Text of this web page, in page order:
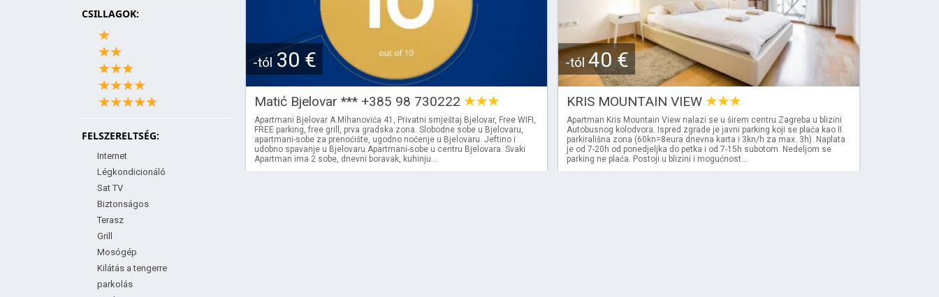
CSILLAGOK:
FELSZERELTSÉG:
Internet
Légkondicionáló
Sat TV
Biztonságos
Terasz
Grill
Mosógép
Kilátás a tengerre
parkolás
-tól 30 €
Matić Bjelovar *** +385 98 730222
Apartmani Bjelovar A.Mihanovića 41, Privatni smještaj Bjelovar, Free WIFI,
FREE parking, free grill, prva gradska zona. Slobodne sobe u Bjelovaru,
apartmani-sobe za prenoćište, ugodno noćenje u Bjelovaru. Jeftino i
udobno spavanje u Bjelovaru.Apartmani-sobe u centru Bjelovara. Svaki
Apartman ima 2 sobe, dnevni boravak, kuhinju...
-tól 40 €
KRIS MOUNTAIN VIEW
Apartman Kris Mountain View nalazi se u širem centru Zagreba u blizini
Autobusnog kolodvora. Ispred zgrade je javni parking koji se plaća kao II.
parkirališna zona (60kn=8eura dnevna karta i 3kn/h za max. 3h). Naplata
je od 7-20h od ponedjeljka do petka i od 7-15h subotom. Nedeljom se
parking ne plaća. Postoji u blizini i mogućnost...